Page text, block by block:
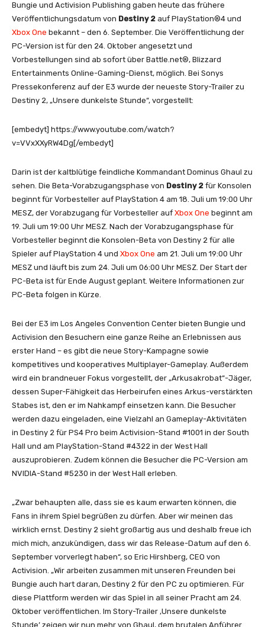
Bungie und Activision Publishing gaben heute das frühere
Veröffentlichungsdatum von Destiny 2 auf PlayStation®4 und
Xbox One bekannt – den 6. September. Die Veröffentlichung der
PC-Version ist für den 24. Oktober angesetzt und
Vorbestellungen sind ab sofort über Battle.net®, Blizzard
Entertainments Online-Gaming-Dienst, möglich. Bei Sonys
Pressekonferenz auf der E3 wurde der neueste Story-Trailer zu
Destiny 2, „Unsere dunkelste Stunde“, vorgestellt:
[embedyt] https://www.youtube.com/watch?
v=VVxXXyRW4Dg[/embedyt]
Darin ist der kaltblütige feindliche Kommandant Dominus Ghaul zu
sehen. Die Beta-Vorabzugangsphase von Destiny 2 für Konsolen
beginnt für Vorbesteller auf PlayStation 4 am 18. Juli um 19:00 Uhr
MESZ, der Vorabzugang für Vorbesteller auf Xbox One beginnt am
19. Juli um 19:00 Uhr MESZ. Nach der Vorabzugangsphase für
Vorbesteller beginnt die Konsolen-Beta von Destiny 2 für alle
Spieler auf PlayStation 4 und Xbox One am 21. Juli um 19:00 Uhr
MESZ und läuft bis zum 24. Juli um 06:00 Uhr MESZ. Der Start der
PC-Beta ist für Ende August geplant. Weitere Informationen zur
PC-Beta folgen in Kürze.
Bei der E3 im Los Angeles Convention Center bieten Bungie und
Activision den Besuchern eine ganze Reihe an Erlebnissen aus
erster Hand – es gibt die neue Story-Kampagne sowie
kompetitives und kooperatives Multiplayer-Gameplay. Außerdem
wird ein brandneuer Fokus vorgestellt, der „Arkusakrobat“-Jäger,
dessen Super-Fähigkeit das Herbeirufen eines Arkus-verstärkten
Stabes ist, den er im Nahkampf einsetzen kann. Die Besucher
werden dazu eingeladen, eine Vielzahl an Gameplay-Aktivitäten
in Destiny 2 für PS4 Pro beim Activision-Stand #1001 in der South
Hall und am PlayStation-Stand #4322 in der West Hall
auszuprobieren. Zudem können die Besucher die PC-Version am
NVIDIA-Stand #5230 in der West Hall erleben.
„Zwar behaupten alle, dass sie es kaum erwarten können, die
Fans in ihrem Spiel begrüßen zu dürfen. Aber wir meinen das
wirklich ernst. Destiny 2 sieht großartig aus und deshalb freue ich
mich mich, anzukündigen, dass wir das Release-Datum auf den 6.
September vorverlegt haben“, so Eric Hirshberg, CEO von
Activision. „Wir arbeiten zusammen mit unseren Freunden bei
Bungie auch hart daran, Destiny 2 für den PC zu optimieren. Für
diese Plattform werden wir das Spiel in all seiner Pracht am 24.
Oktober veröffentlichen. Im Story-Trailer ‚Unsere dunkelste
Stunde’ zeigen wir nun mehr von Ghaul, dem brutalen Anführer